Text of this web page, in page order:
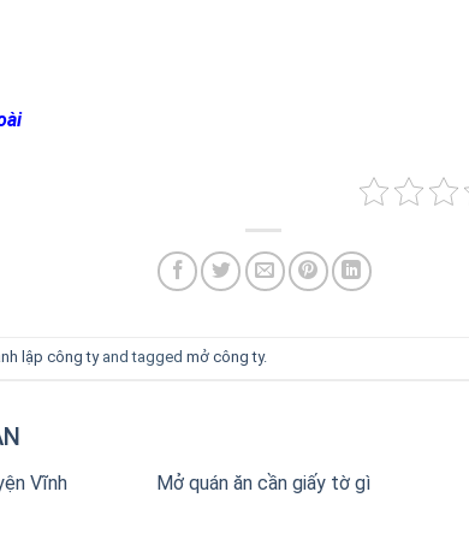
lập công tyand tagged mở công ty.
Vĩnh
Mở quán ăn cần giấy tờ gì